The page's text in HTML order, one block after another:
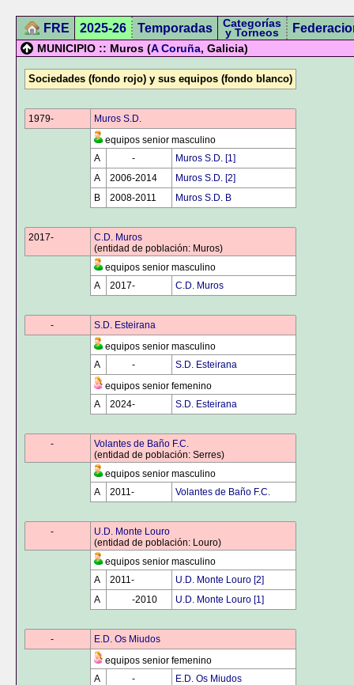
FRE 2025-26 Temporadas Categorías
y Torneos
MUNICIPIO :: Muros (A Coruña, Galicia)
Sociedades (fondo rojo) y sus equipos (fondo blanco)
1979-
Muros S.D.
equipos senior masculino
A
-
Muros S.D. [1]
A
2006-2014
Muros S.D. [2]
B
2008-2011 Muros S.D. B
2017-
C.D. Muros
(entidad de población: Muros)
equipos senior masculino
A
2017- C.D. Muros
-
S.D. Esteirana
equipos senior masculino
A
-
S.D. Esteirana
equipos senior femenino
A
2024- S.D. Esteirana
-
Volantes de Baño F.C.
(entidad de población: Serres)
equipos senior masculino
A
2011- Volantes de Baño F.C.
-
U.D. Monte Louro
(entidad de población: Louro)
equipos senior masculino
A
2011-
U.D. Monte Louro [2]
A
-2010 U.D. Monte Louro [1]
-
E.D. Os Miudos
equipos senior femenino
A
- E.D. Os Miudos